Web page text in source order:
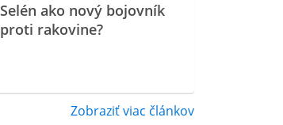
Selén ako nový bojovník
proti rakovine?
Zobraziť viac článkov